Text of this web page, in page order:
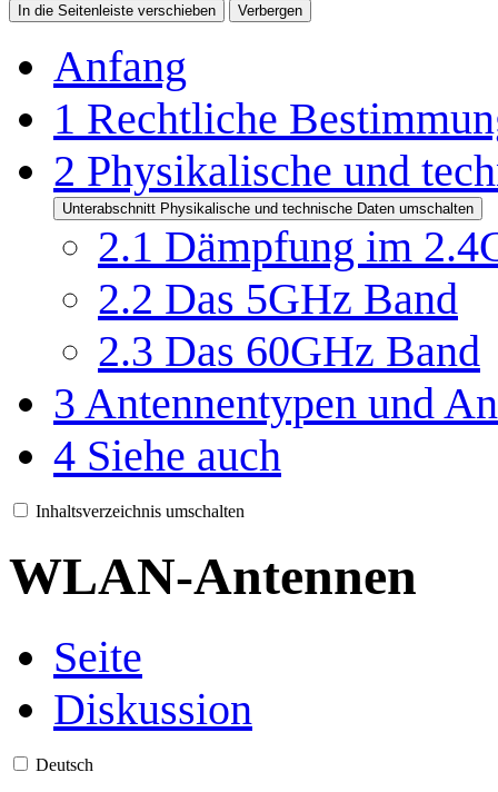
In die Seitenleiste verschieben Verbergen
Anfang
1 Rechtliche
2 Physikalische und
Unterabschnitt Physikalische und technische Daten umschalten
2.1 Dämpfung im
2.2 Das 5GHz Band
2.3 Das 60GHz Band
3 Antennentypen und
4 Siehe auch
Inhaltsverzeichnis umschalten
WLAN-Antennen
Seite
Diskussion
Deutsch